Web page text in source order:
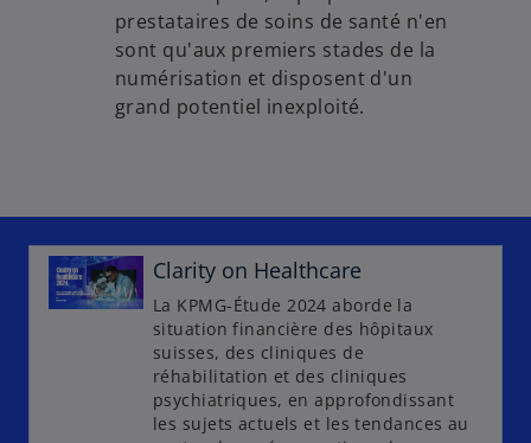
prestataires de soins de santé n'en
sont qu'aux premiers stades de la
numérisation et disposent d'un
grand potentiel inexploité.
Clarity on Healthcare
La KPMG-Étude 2024 aborde la
situation financière des hôpitaux
suisses, des cliniques de
réhabilitation et des cliniques
psychiatriques, en approfondissant
les sujets actuels et les tendances au
s
’
o
u
v
r
e